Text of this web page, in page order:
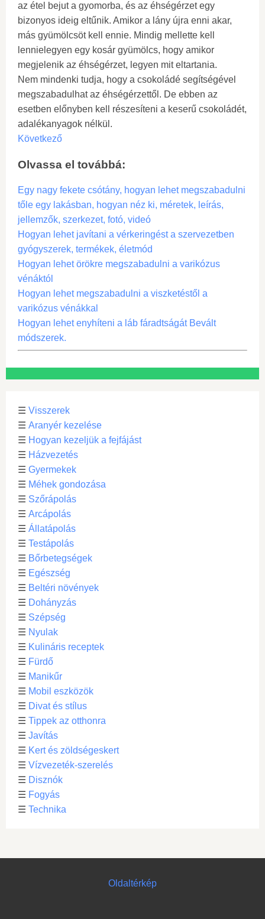
az étel bejut a gyomorba, és az éhségérzet egy
bizonyos ideig eltűnik. Amikor a lány újra enni akar,
más gyümölcsöt kell ennie. Mindig mellette kell
lennielegyen egy kosár gyümölcs, hogy amikor
megjelenik az éhségérzet, legyen mit eltartania.
Nem mindenki tudja, hogy a csokoládé segítségével
megszabadulhat az éhségérzettől. De ebben az
esetben előnyben kell részesíteni a keserű csokoládét,
adalékanyagok nélkül.
Következő
Olvassa el továbbá:
Egy nagy fekete csótány, hogyan lehet megszabadulni
tőle egy lakásban, hogyan néz ki, méretek, leírás,
jellemzők, szerkezet, fotó, videó
Hogyan lehet javítani a vérkeringést a szervezetben
gyógyszerek, termékek, életmód
Hogyan lehet örökre megszabadulni a varikózus
vénáktól
Hogyan lehet megszabadulni a viszketéstől a
varikózus vénákkal
Hogyan lehet enyhíteni a láb fáradtságát Bevált
módszerek.
☰ Visszerek
☰ Aranyér kezelése
☰ Hogyan kezeljük a fejfájást
☰ Házvezetés
☰ Gyermekek
☰ Méhek gondozása
☰ Szőrápolás
☰ Arcápolás
☰ Állatápolás
☰ Testápolás
☰ Bőrbetegségek
☰ Egészség
☰ Beltéri növények
☰ Dohányzás
☰ Szépség
☰ Nyulak
☰ Kulináris receptek
☰ Fürdő
☰ Manikűr
☰ Mobil eszközök
☰ Divat és stílus
☰ Tippek az otthonra
☰ Javítás
☰ Kert és zöldségeskert
☰ Vízvezeték-szerelés
☰ Disznók
☰ Fogyás
☰ Technika
Oldaltérkép